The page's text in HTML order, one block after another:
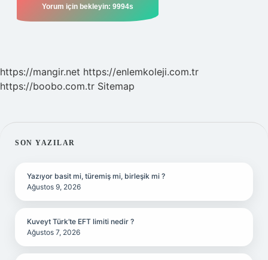
https://mangir.net https://enlemkoleji.com.tr
https://boobo.com.tr Sitemap
SIDEBAR
SON YAZILAR
Yazıyor basit mi, türemiş mi, birleşik mi ?
Ağustos 9, 2026
Kuveyt Türk’te EFT limiti nedir ?
Ağustos 7, 2026